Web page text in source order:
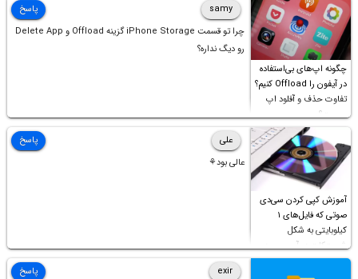
چگونه اپ‌های بی‌استفاده
در آیفون را Offload کنیم؟
تفاوت حذف و آفلود اپ
چیست؟
samy
چرا تو قسمت iPhone Storage گزینه Offload و Delete App
رو دیگ نداره؟
پاسخ
آموزش کپی کردن سی‌دی
صوتی که فایل‌های ۱
کیلوبایتی به شکل
شورت‌کات در آن موجود
است!
علی
عالی بود⚘
پاسخ
exir
پاسخ